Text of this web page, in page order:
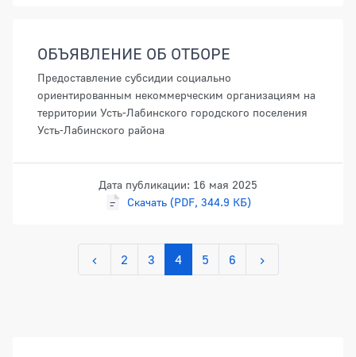
ОБЪЯВЛЕНИЕ ОБ ОТБОРЕ
Предоставление субсидии социально
ориентированным некоммерческим организациям на
территории Усть-Лабинского городского поселения
Усть-Лабинского района
Дата публикации: 16 мая 2025
Скачать (PDF, 344.9 КБ)
2 3 4 5 6